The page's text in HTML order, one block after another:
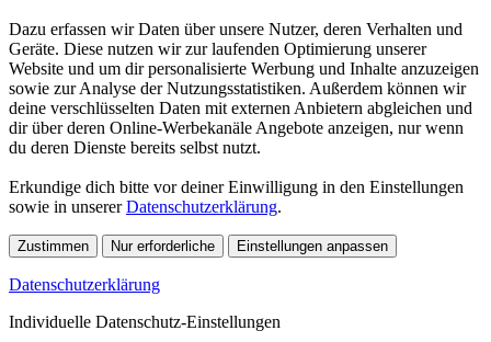
Dazu erfassen wir Daten über unsere Nutzer, deren Verhalten und
Geräte. Diese nutzen wir zur laufenden Optimierung unserer
Website und um dir personalisierte Werbung und Inhalte anzuzeigen
sowie zur Analyse der Nutzungsstatistiken. Außerdem können wir
deine verschlüsselten Daten mit externen Anbietern abgleichen und
dir über deren Online-Werbekanäle Angebote anzeigen, nur wenn
du deren Dienste bereits selbst nutzt.
Erkundige dich bitte vor deiner Einwilligung in den Einstellungen
sowie in unsererDatenschutzerklärung.
Zustimmen Nur erforderliche Einstellungen anpassen
Datenschutzerklärung
Individuelle Datenschutz-Einstellungen